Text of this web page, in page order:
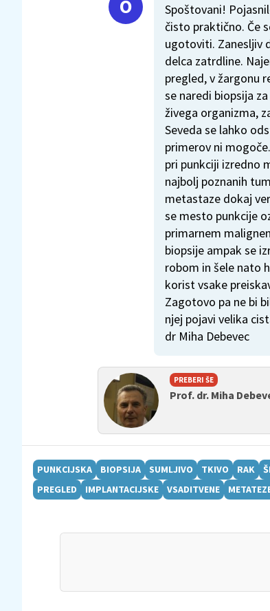
Spoštovani!
čisto praktično. Če
ugotoviti. Zanesljiv
delca zatrdline.
pregled, v žargonu
se naredi biopsija
živega organizma,
Seveda se lahko
primerov ni
pri punkciji izredno
najbolj poznanih
metastaze dokaj
se mesto punkcije
primarnem
biopsije ampak se
robom in šele nato
korist vsake
Zagotovo pa ne bi
njej pojavi velika
dr Miha Debevec
PREBERI ŠE
Prof. dr. Miha
PUNKCIJSKA BIOPSIJA SUMLJIVO TKIVO RAK
PREGLED
IMPLANTACIJSKE VSADITVENE